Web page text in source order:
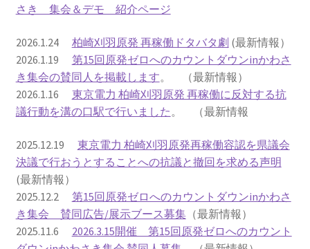
超 老朽対策容認
2023.1.19 東電旧経営陣、二審も無罪 民事裁判で認
めた「長期評価」を否定
り
原子力規制委員会「原発60年超運転」正式決定先送
りからわずか5日で、多数決決定
「原発６０年超へ」閣議決定
さき 集会＆デモ 紹介ページ
2026.1.24 柏崎刈羽原発 再稼働ドタバタ劇 (最新情報）
2026.1.19 第15回原発ゼロへのカウントダウンinかわさ
き集会の賛同人を掲載します。 （最新情報）
2026.1.16 東京電力 柏崎刈羽原発 再稼働に反対する抗
議行動を溝の口駅で行いました。 （最新情報
2025.12.19 東京電力 柏崎刈羽原発再稼働容認を県議会
決議で行おうとすることへの抗議と撤回を求める声明
(最新情報）
2025.12.2 第15回原発ゼロへのカウントダウンinかわさ
き集会 賛同広告/展示ブース募集（最新情報）
2025.11.6 2026.3.15開催 第15回原発ゼロへのカウント